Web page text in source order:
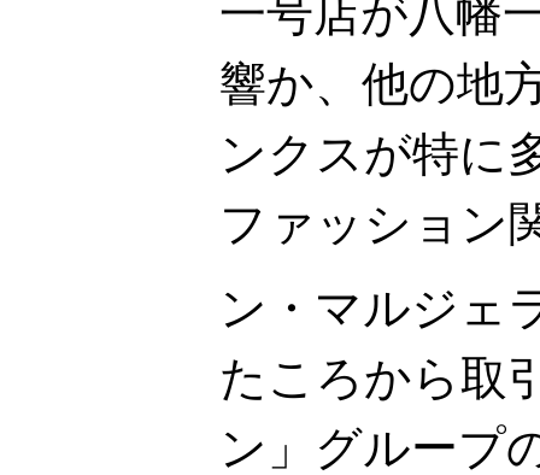
一号店が八幡
響か、他の地
ンクスが特に
ファッション
ン・マルジェ
たころから取
ン」グループ